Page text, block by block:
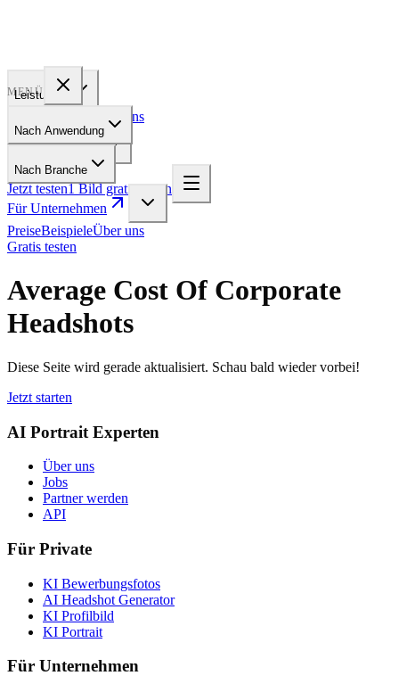
Leistungen
Über uns
Jetzt testen1 Bild gratis testen
MENÜ
Nach Anwendung
Nach Branche
Für Unternehmen
PreiseBeispieleÜber uns
Gratis testen
Average Cost Of Corporate
Headshots
Diese Seite wird gerade aktualisiert. Schau bald wieder vorbei!
Jetzt starten
AI Portrait Experten
Über uns
Jobs
Partner werden
API
Für Private
KI Bewerbungsfotos
AI Headshot Generator
KI Profilbild
KI Portrait
Für Unternehmen